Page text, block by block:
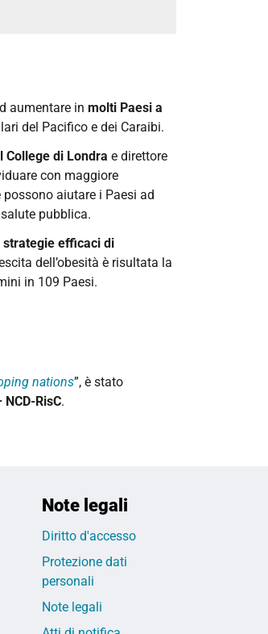
aumentare in molti Paesi a
del Pacifico e dei Caraibi.
College di Londra e direttore
con maggiore
aiutare i Paesi ad
pubblica.
strategie efficaci di
dell’obesità è risultata la
in 109 Paesi.
nations”, è stato
RisC.
Note legali
Diritto d'accesso
Protezione dati
personali
Note legali